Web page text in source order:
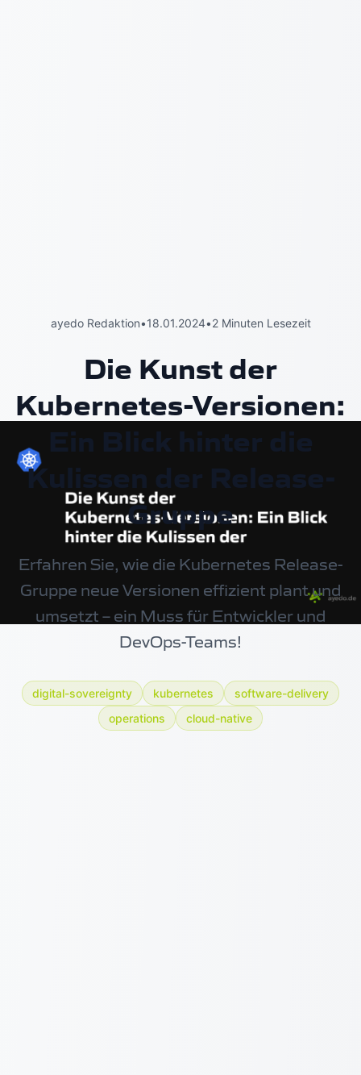
ayedo Redaktion•18.01.2024•2 Minuten Lesezeit
Die Kunst der
Kubernetes-Versionen:
Ein Blick hinter die
Kulissen der Release-
Gruppe
Erfahren Sie, wie die Kubernetes Release-
Gruppe neue Versionen effizient plant und
umsetzt – ein Muss für Entwickler und
DevOps-Teams!
digital-sovereignty kubernetes
software-delivery
operations
cloud-native